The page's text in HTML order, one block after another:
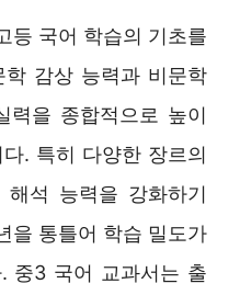
등 국어 학습의 기초를
감상 능력과 비문학
력을 종합적으로 높이
. 특히 다양한 장르의
석 능력을 강화하기
을 통틀어 학습 밀도가
중3 국어 교과서는 출